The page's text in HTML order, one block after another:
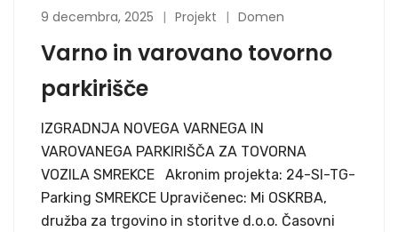
9 decembra, 2025 Projekt Domen
Varno in varovano tovorno
parkirišče
IZGRADNJA NOVEGA VARNEGA IN
VAROVANEGA PARKIRIŠČA ZA TOVORNA
VOZILA SMREKCE Akronim projekta: 24-SI-TG-
Parking SMREKCE Upravičenec: Mi OSKRBA,
družba za trgovino in storitve d.o.o. Časovni